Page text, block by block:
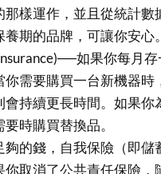
樣運作，並且從統計數
期的品牌，可讓你安心。
如果你每月
你需要購買一台新機器
會持續更長時間。如果
時購買替換品。
夠的錢，自我保險（即
你取消了公共責任保險